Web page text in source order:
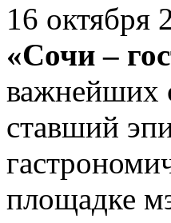
16 октября
«Сочи –
важнейших
ставший
площадке